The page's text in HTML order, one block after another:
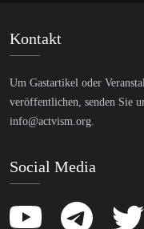
Kontakt
Um Gastartikel oder
veröffentlichen, senden Sie
info@actvism.org
Social Media